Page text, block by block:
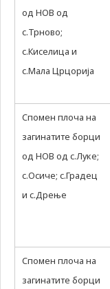
од НОВ од
с.Трново;
с.Киселица и
с.Мала Црцорија
Спомен плоча на
загинатите борци
од НОВ од с.Луке;
с.Осиче; с.Градец
и с.Дрење
Спомен плоча на
загинатите борци